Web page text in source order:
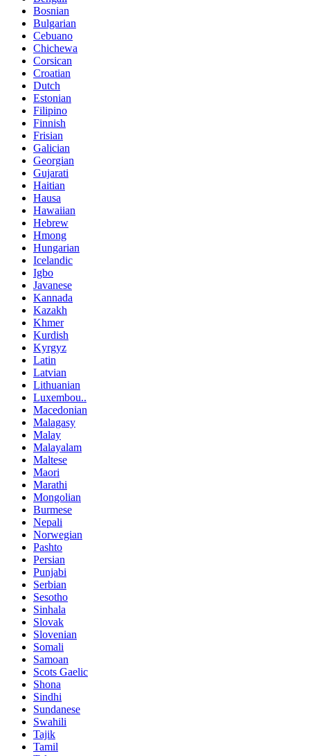
Bosnian
Bulgarian
Cebuano
Chichewa
Corsican
Croatian
Dutch
Estonian
Filipino
Finnish
Frisian
Galician
Georgian
Gujarati
Haitian
Hausa
Hawaiian
Hebrew
Hmong
Hungarian
Icelandic
Igbo
Javanese
Kannada
Kazakh
Khmer
Kurdish
Kyrgyz
Latin
Latvian
Lithuanian
Luxembou..
Macedonian
Malagasy
Malay
Malayalam
Maltese
Maori
Marathi
Mongolian
Burmese
Nepali
Norwegian
Pashto
Persian
Punjabi
Serbian
Sesotho
Sinhala
Slovak
Slovenian
Somali
Samoan
Scots Gaelic
Shona
Sindhi
Sundanese
Swahili
Tajik
Tamil